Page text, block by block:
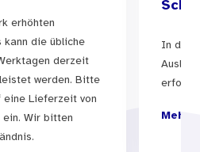
erhöhten
kann die übliche
derzeit
werden. Bitte
Lieferzeit von
ein. Wir bitten
In der
Mehr